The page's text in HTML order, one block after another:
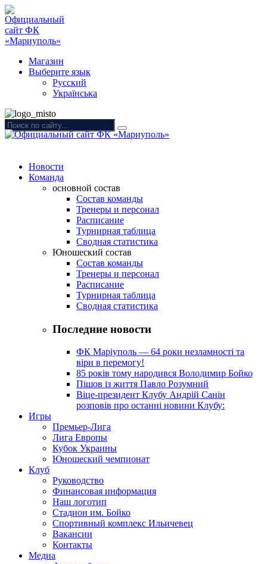
Магазин
Выберите язык
Русский
Українська
Новости
Команда
основной состав
Состав команды
Тренеры и персонал
Расписание
Турнирная таблица
Сводная статистика
Юношеский состав
Состав команды
Тренеры и персонал
Расписание
Турнирная таблица
Сводная статистика
Последние новости
ФК Маріуполь — 64 роки незламності та
віри в перемогу!
85 років тому народився Володимир Бойко
Пішов із життя Павло Розумний
Віце-президент Клубу Андрій Санін
розповів про останні новини Клубу:
Игры
Премьер-Лига
Лига Европы
Кубок Украины
Юношеский чемпионат
Клуб
Руководство
Финансовая информация
Наш логотип
Стадион им. Бойко
Спортивный комплекс Ильичевец
Вакансии
Контакты
Медиа